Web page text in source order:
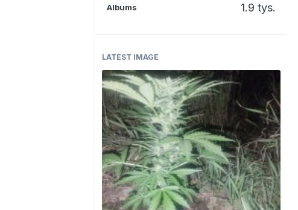
Albums 1.9 tys.
LATEST IMAGE